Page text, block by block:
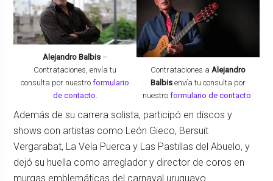
Alejandro Balbis –
Contrataciones, envía tu
consulta por nuestroformulario
de contacto
Contrataciones a Alejandro
Balbisenvía tu consulta por
nuestroformulario de contacto
Además de su carrera solista, participó en discos y
shows con artistas como León Gieco, Bersuit
Vergarabat, La Vela Puerca y Las Pastillas del Abuelo, y
dejó su huella como arreglador y director de coros en
murgas emblemáticas del carnaval uruguayo.